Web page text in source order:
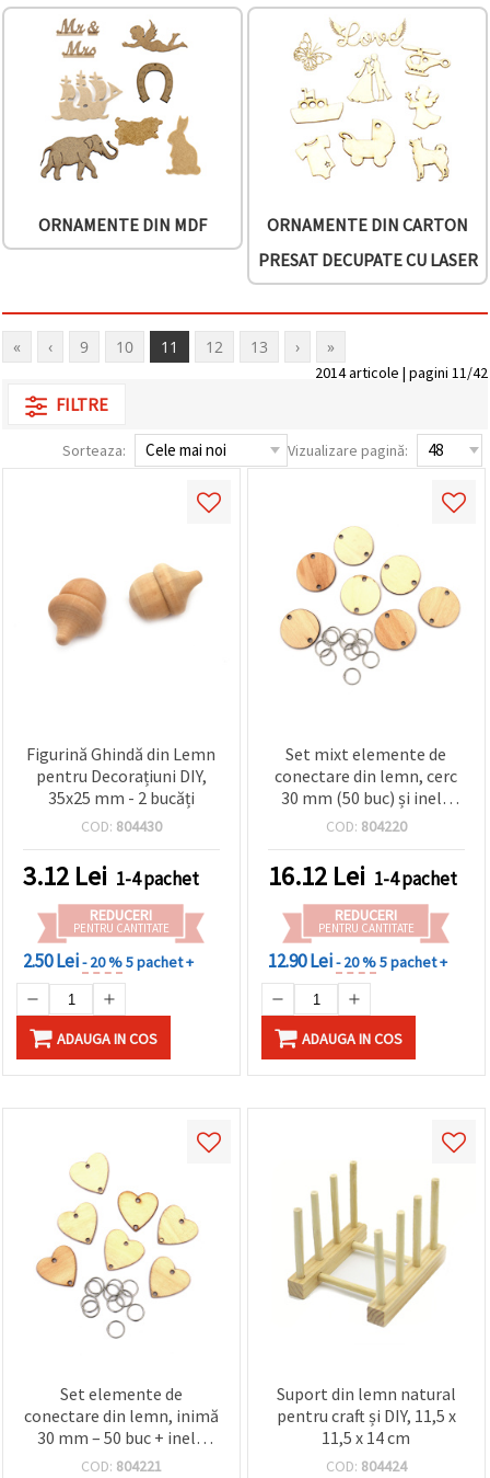
ORNAMENTE DIN MDF
ORNAMENTE DIN CARTON
PRESAT DECUPATE CU LASER
« ‹ 9 10 11 12 13 › »
2014 articole | pagini 11/42
FILTRE
Sorteaza: Vizualizare pagină:
Figurină Ghindă din Lemn
pentru Decorațiuni DIY,
35x25 mm - 2 bucăți
COD: 804430
3.12 Lei 1-4 pachet
REDUCERI
PENTRU CANTITATE
2.50 Lei- 20 %5 pachet +
ADAUGA IN COS
Set mixt elemente de
conectare din lemn, cerc
30 mm (50 buc) și inele
metalice 10 mm (50 buc),
decorațiuni craft și hobby
creativ
COD: 804220
16.12 Lei 1-4 pachet
REDUCERI
PENTRU CANTITATE
12.90 Lei- 20 %5 pachet +
ADAUGA IN COS
Set elemente de
conectare din lemn, inimă
30 mm – 50 buc + inele
metalice 10 mm – 50 buc,
COD: 804221
Suport din lemn natural
pentru craft și DIY, 11,5 x
11,5 x 14 cm
COD: 804424